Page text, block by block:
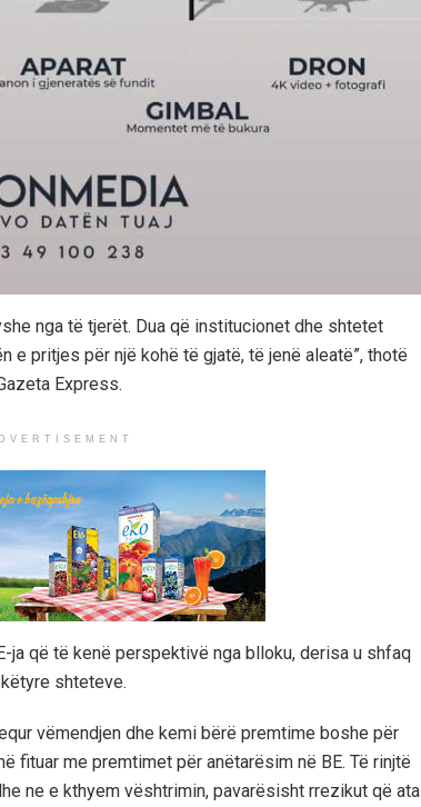
nga të tjerët. Dua që institucionet dhe shtetet
e pritjes për një kohë të gjatë, të jenë aleatë”, thotë
Express.
ja që të kenë perspektivë nga blloku, derisa u shfaq
shteteve.
vëmendjen dhe kemi bërë premtime boshe për
fituar me premtimet për anëtarësim në BE. Të rinjtë
ne e kthyem vështrimin, pavarësisht rrezikut që ata